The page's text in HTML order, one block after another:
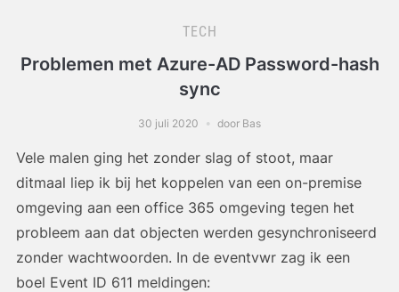
TECH
Problemen met Azure-AD Password-hash
sync
30 juli 2020 door Bas
Vele malen ging het zonder slag of stoot, maar
ditmaal liep ik bij het koppelen van een on-premise
omgeving aan een office 365 omgeving tegen het
probleem aan dat objecten werden gesynchroniseerd
zonder wachtwoorden. In de eventvwr zag ik een
boel Event ID 611 meldingen: